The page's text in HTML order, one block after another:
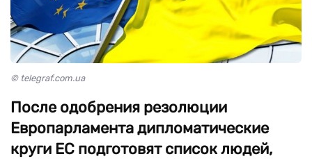
© telegraf.com.ua
После одобрения резолюции
Европарламента дипломатические
круги ЕС подготовят список людей,